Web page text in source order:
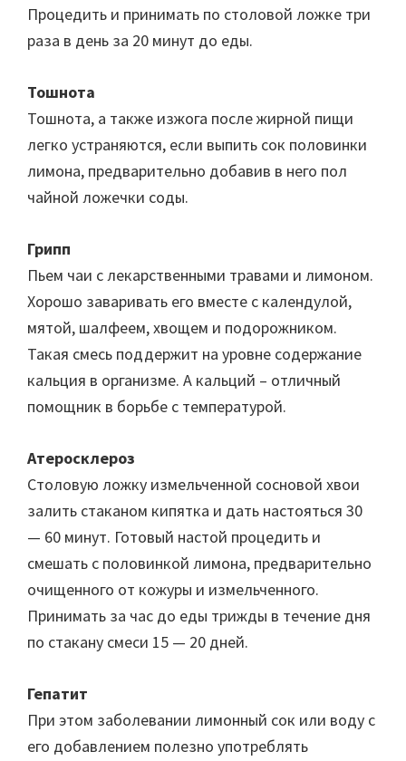
Процедить и принимать по столовой ложке три
раза в день за 20 минут до еды.
Тошнота
Тошнота, а также изжога после жирной пищи
легко устраняются, если выпить сок половинки
лимона, предварительно добавив в него пол
чайной ложечки соды.
Грипп
Пьем чаи с лекарственными травами и лимоном.
Хорошо заваривать его вместе с календулой,
мятой, шалфеем, хвощем и подорожником.
Такая смесь поддержит на уровне содержание
кальция в организме. А кальций – отличный
помощник в борьбе с температурой.
Атеросклероз
Столовую ложку измельченной сосновой хвои
залить стаканом кипятка и дать настояться 30
— 60 минут. Готовый настой процедить и
смешать с половинкой лимона, предварительно
очищенного от кожуры и измельченного.
Принимать за час до еды трижды в течение дня
по стакану смеси 15 — 20 дней.
Гепатит
При этом заболевании лимонный сок или воду с
его добавлением полезно употреблять